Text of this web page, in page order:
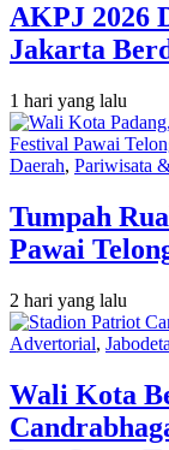
AKPJ 2026
Jakarta
1 hari yang lalu
Daerah, Pariwisata
Tumpah
Pawai
2 hari yang lalu
Advertorial,
Wali Kota